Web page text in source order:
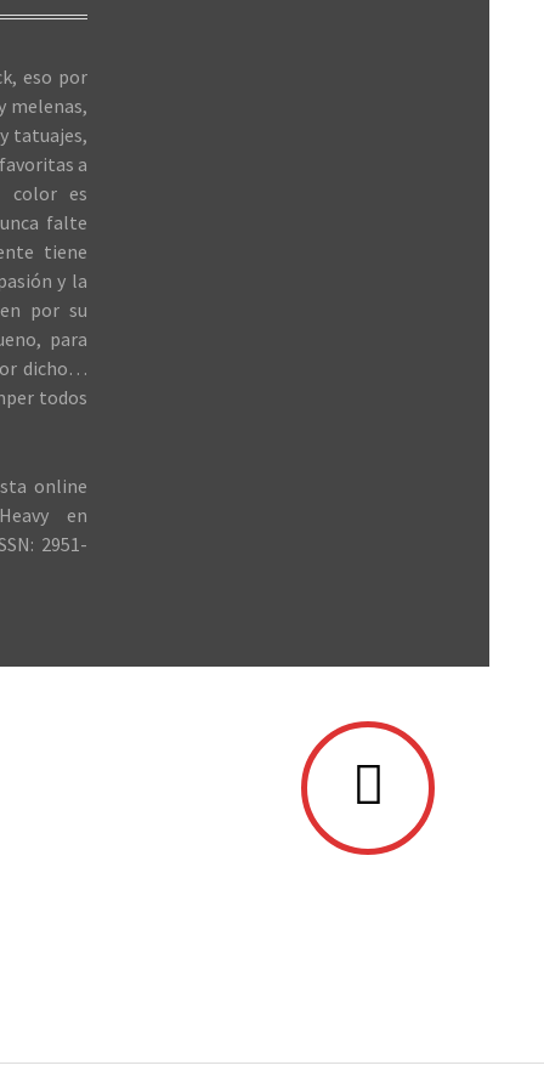
eso por
melenas,
tatuajes,
a
color es
falte
tiene
y la
por su
para
dicho…
todos
online
en
2951-